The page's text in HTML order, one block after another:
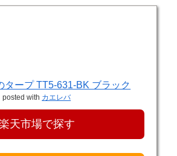
タープ TT5-631-BK ブラック
posted with カエレバ
天市場で探す